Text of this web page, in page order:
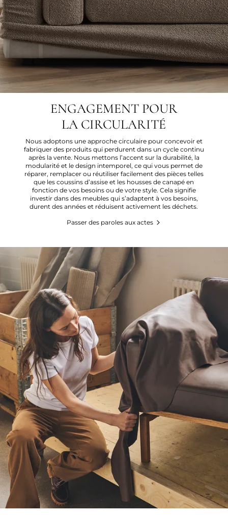
ENGAGEMENT POUR
LA CIRCULARITÉ
Nous adoptons une approche circulaire pour concevoir et
fabriquer des produits qui perdurent dans un cycle continu
après la vente. Nous mettons l’accent sur la durabilité, la
modularité et le design intemporel, ce qui vous permet de
réparer, remplacer ou réutiliser facilement des pièces telles
que les coussins d’assise et les housses de canapé en
fonction de vos besoins ou de votre style. Cela signifie
investir dans des meubles qui s’adaptent à vos besoins,
durent des années et réduisent activement les déchets.
Passer des paroles aux actes